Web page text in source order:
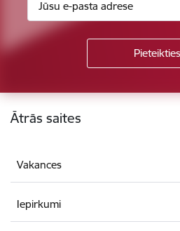
Kājene
Ātrās saites
Vakances
Iepirkumi